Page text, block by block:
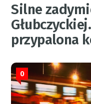
Silne
przypalona
0